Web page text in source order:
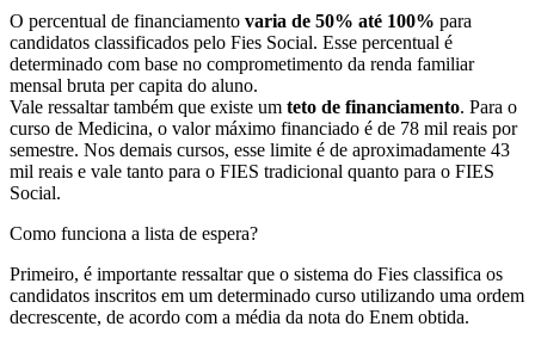
O percentual de financiamento varia de 50% até 100% para
candidatos classificados pelo Fies Social. Esse percentual é
determinado com base no comprometimento da renda familiar
mensal bruta per capita do aluno.
Vale ressaltar também que existe um teto de financiamento. Para o
curso de Medicina, o valor máximo financiado é de 78 mil reais por
semestre. Nos demais cursos, esse limite é de aproximadamente 43
mil reais e vale tanto para o FIES tradicional quanto para o FIES
Social.
Como funciona a lista de espera?
Primeiro, é importante ressaltar que o sistema do Fies classifica os
candidatos inscritos em um determinado curso utilizando uma ordem
decrescente, de acordo com a média da nota do Enem obtida.